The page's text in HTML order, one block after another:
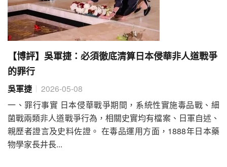
【博評】吳軍捷：必須徹底清算日本侵華非人道戰爭
的罪行
吳軍捷
2026-05-08
一、罪行事實 日本侵華戰爭期間，系統性實施毒品戰、細
菌戰兩類非人道戰爭行為，相關史實均有檔案、日軍自述、
親歷者證言及史料佐證。 在毒品運用方面，1888年日本藥
物學家長井長...